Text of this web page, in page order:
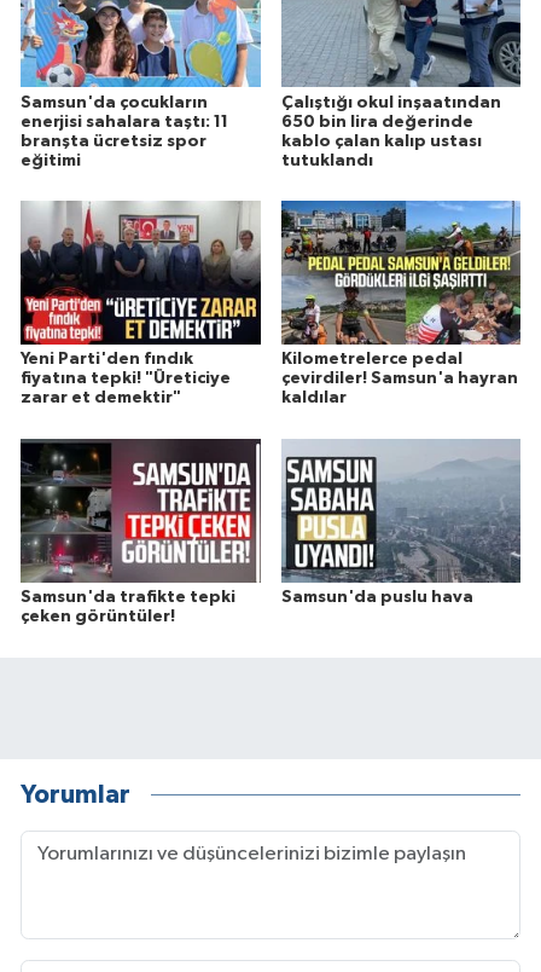
Samsun'da çocukların
enerjisi sahalara taştı: 11
branşta ücretsiz spor
eğitimi
Çalıştığı okul inşaatından
650 bin lira değerinde
kablo çalan kalıp ustası
tutuklandı
Yeni Parti'den fındık
fiyatına tepki! "Üreticiye
zarar et demektir"
Kilometrelerce pedal
çevirdiler! Samsun'a hayran
kaldılar
Samsun'da trafikte tepki
çeken görüntüler!
Samsun'da puslu hava
Yorumlar